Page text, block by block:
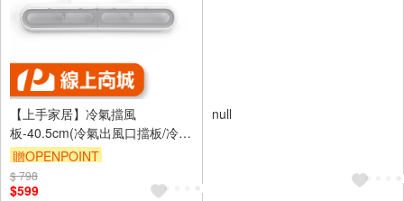
【上手家居】冷氣擋風
板-40.5cm(冷氣出風口擋板/冷氣
擋板/擋風板/冷氣導風板/空調擋
風板)
贈OPENPOINT
訂單滿999享9折
$ 798
$599
null